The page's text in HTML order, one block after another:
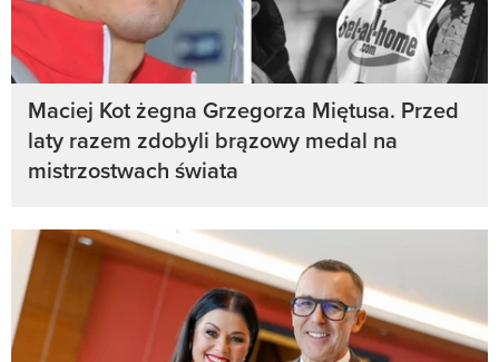
Maciej Kot żegna Grzegorza Miętusa. Przed
laty razem zdobyli brązowy medal na
mistrzostwach świata